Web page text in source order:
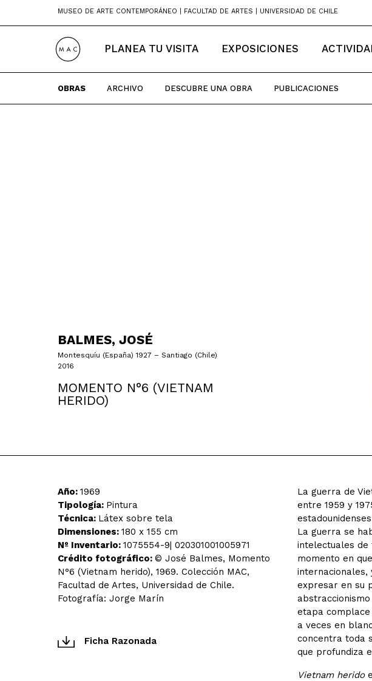
MUSEO DE ARTE CONTEMPORÁNEO | FACULTAD DE ARTES | UNIVERSIDAD DE CHILE
PLANEA TU VISITA EXPOSICIONES
OBRAS ARCHIVO DESCUBRE UNA OBRA PUBLICACIONES
BALMES, JOSÉ
Montesquíu (España) 1927 – Santiago (Chile)
2016
MOMENTO N°6 (VIETNAM
HERIDO)
Año: 1969
Tipología: Pintura
Técnica: Látex sobre tela
Dimensiones: 180 x 155 cm
Nº Inventario: 1075554-9| 020301001005971
Crédito fotográfico: © José Balmes, Momento
N°6 (Vietnam herido), 1969. Colección MAC,
Facultad de Artes, Universidad de Chile.
Fotografía: Jorge Marín
Ficha Razonada
La guerra de
entre 1959 y
La guerra se
intelectuales de
momento en
internacionales,
expresar en su
etapa
a veces en
concentra toda
que profundiza
Vietnam herido